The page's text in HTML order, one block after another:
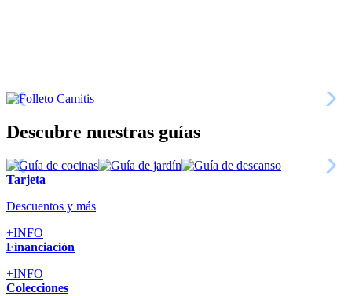
Descubre nuestras guías
Tarjeta
Descuentos y más
+INFO
Financiación
+INFO
Colecciones